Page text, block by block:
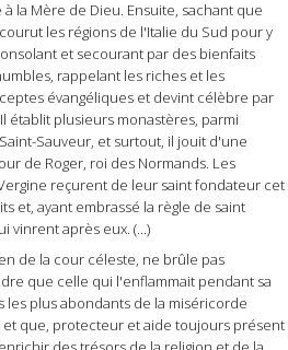
la Mère de Dieu. Ensuite, sachant que
les régions de l'Italie du Sud pour y
et secourant par des bienfaits
rappelant les riches et les
évangéliques et devint célèbre par
établit plusieurs monastères, parmi
Sauveur, et surtout, il jouit d'une
de Roger, roi des Normands. Les
reçurent de leur saint fondateur cet
et, ayant embrassé la règle de saint
vinrent après eux. (...)
de la cour céleste, ne brûle pas
que celle qui l'enflammait pendant sa
plus abondants de la miséricorde
que, protecteur et aide toujours présent